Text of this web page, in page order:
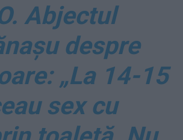
Abjectul
despre
„La 14-15
sex cu